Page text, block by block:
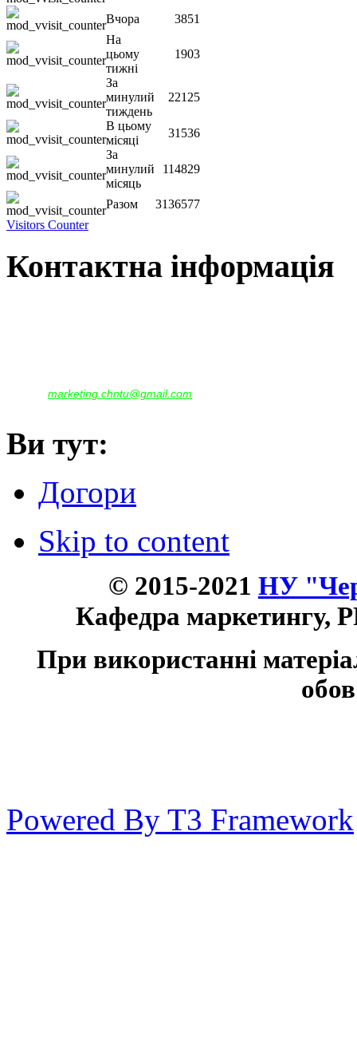
Вчора
3851
На
цьому
тижні
1903
За
минулий
тиждень
22125
В цьому
місяці
31536
За
минулий
місяць
114829
Разом
3136577
Visitors Counter
Контактна інформація
marketing.chntu@gmail.com
Ви тут:
Догори
Skip to content
© 2015-2021 НУ
Кафедра маркетингу,
При використанні
Powered By T3 Framework